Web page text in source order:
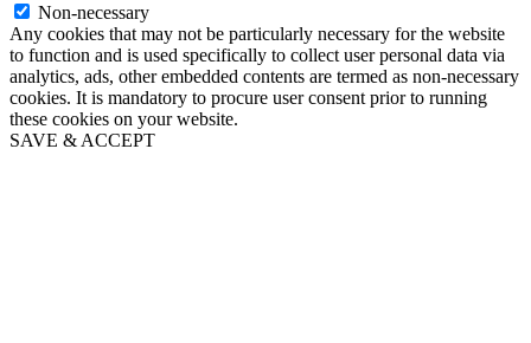
Non-necessary
Any cookies that may not be particularly necessary for the website
to function and is used specifically to collect user personal data via
analytics, ads, other embedded contents are termed as non-necessary
cookies. It is mandatory to procure user consent prior to running
these cookies on your website.
SAVE & ACCEPT